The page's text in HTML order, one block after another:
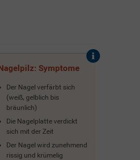
Symptome
Der Nagel verfärbt sich
(weiß, gelblich bis
bräunlich)
Die Nagelplatte verdickt
sich mit der Zeit
Der Nagel wird zunehmend
rissig und krümelig